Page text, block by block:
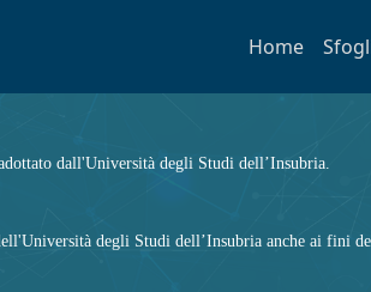
Home
dall'Università degli Studi dell’Insubria.
degli Studi dell’Insubria anche ai fini